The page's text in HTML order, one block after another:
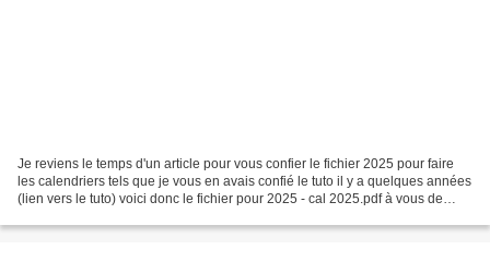
Je reviens le temps d'un article pour vous confier le fichier 2025 pour faire
les calendriers tels que je vous en avais confié le tuto il y a quelques années
(lien vers le tuto) voici donc le fichier pour 2025 - cal 2025.pdf à vous de